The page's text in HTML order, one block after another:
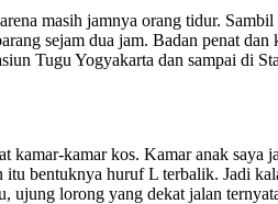
masih jamnya orang tidur.
sejam dua jam. Badan penat
Tugu Yogyakarta dan sampai di
kamar kos. Kamar anak saya
bentuknya huruf L terbalik. Jadi
lorong yang dekat jalan